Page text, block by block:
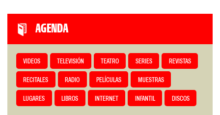
AGENDA
VIDEOS TELEVISIÓN TEATRO SERIES REVISTAS
RECITALES RADIO PELÍCULAS MUESTRAS
LUGARES LIBROS INTERNET INFANTIL DISCOS